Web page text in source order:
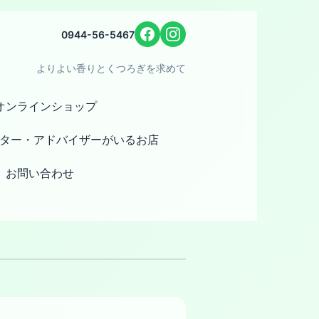
0944-56-5467
よりよい香りとくつろぎを求めて
ンラインショップ
ー・アドバイザーがいるお店
お問い合わせ